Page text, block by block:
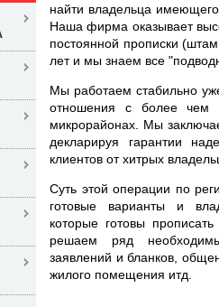
найти владельца
Наша фирма оказывает
постоянной прописки
лет и мы знаем все
Мы работаем стабильно
отношения с более чем
микрорайонах. Мы
декларируя гарантии
клиентов от хитрых
Суть этой операции по
готовые варианты и
которые готовы
решаем ряд
заявлений и бланков,
жилого помещения итд.